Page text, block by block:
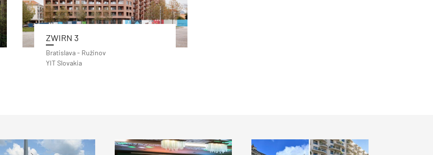
ZWIRN 3
Bratislava - Ružinov
YIT Slovakia